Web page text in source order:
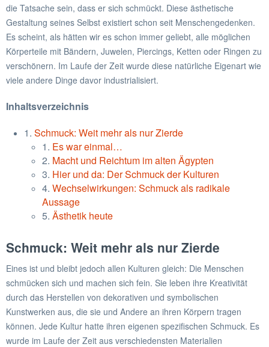
die Tatsache sein, dass er sich schmückt. Diese ästhetische
Gestaltung seines Selbst existiert schon seit Menschengedenken.
Es scheint, als hätten wir es schon immer geliebt, alle möglichen
Körperteile mit Bändern, Juwelen, Piercings, Ketten oder Ringen zu
verschönern. Im Laufe der Zeit wurde diese natürliche Eigenart wie
viele andere Dinge davor industrialisiert.
Inhaltsverzeichnis
1. Schmuck: Weit mehr als nur Zierde
1. Es war einmal…
2. Macht und Reichtum im alten Ägypten
3. Hier und da: Der Schmuck der Kulturen
4. Wechselwirkungen: Schmuck als radikale
Aussage
5. Ästhetik heute
Schmuck: Weit mehr als nur Zierde
Eines ist und bleibt jedoch allen Kulturen gleich: Die Menschen
schmücken sich und machen sich fein. Sie leben ihre Kreativität
durch das Herstellen von dekorativen und symbolischen
Kunstwerken aus, die sie und Andere an ihren Körpern tragen
können. Jede Kultur hatte ihren eigenen spezifischen Schmuck. Es
wurde im Laufe der Zeit aus verschiedensten Materialien